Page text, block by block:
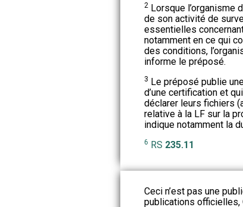
2Lorsque l’organisme
de son activité de
essentielles
notamment en ce qui
des conditions,
informe le préposé.
3 Le préposé publie
d’une certification et
déclarer leurs fichiers
relative à la LF sur la
indique notamment la
6 RS 235.11
Ceci n’est pas une
publications officielles,